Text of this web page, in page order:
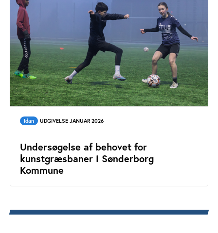
Idan UDGIVELSE JANUAR 2026
Undersøgelse af behovet for
kunstgræsbaner i Sønderborg
Kommune